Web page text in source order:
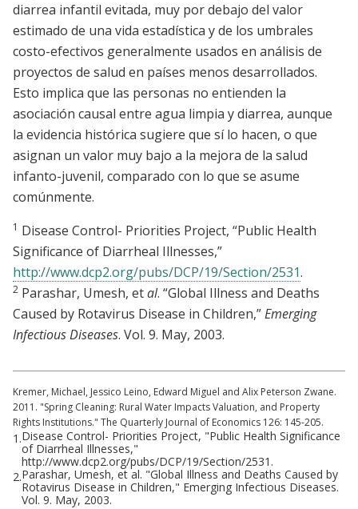
diarrea infantil evitada, muy por debajo del valor
estimado de una vida estadística y de los umbrales
costo-efectivos generalmente usados en análisis de
proyectos de salud en países menos desarrollados.
Esto implica que las personas no entienden la
asociación causal entre agua limpia y diarrea, aunque
la evidencia histórica sugiere que sí lo hacen, o que
asignan un valor muy bajo a la mejora de la salud
infanto-juvenil, comparado con lo que se asume
comúnmente.
1 Disease Control- Priorities Project, “Public Health
Significance of Diarrheal Illnesses,”
http://www.dcp2.org/pubs/DCP/19/Section/2531.
2 Parashar, Umesh, etal. “Global Illness and Deaths
Caused by Rotavirus Disease in Children,”Emerging
Infectious Diseases. Vol. 9. May, 2003.
Kremer, Michael, Jessico Leino, Edward Miguel and Alix Peterson Zwane.
2011. "Spring Cleaning: Rural Water Impacts Valuation, and Property
Rights Institutions." The Quarterly Journal of Economics 126: 145-205.
1.Disease Control- Priorities Project, "Public Health Significance
of Diarrheal Illnesses,"
http://www.dcp2.org/pubs/DCP/19/Section/2531.
2.Parashar, Umesh, et al. "Global Illness and Deaths Caused by
Rotavirus Disease in Children," Emerging Infectious Diseases.
Vol. 9. May, 2003.